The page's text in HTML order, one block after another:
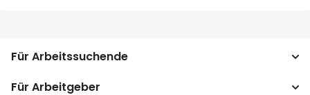
Für Arbeitssuchende
Jobs suchen
Für Arbeitgeber